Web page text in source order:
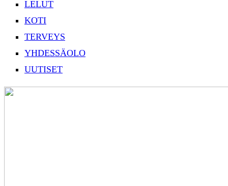
LELUT
KOTI
TERVEYS
YHDESSÄOLO
UUTISET